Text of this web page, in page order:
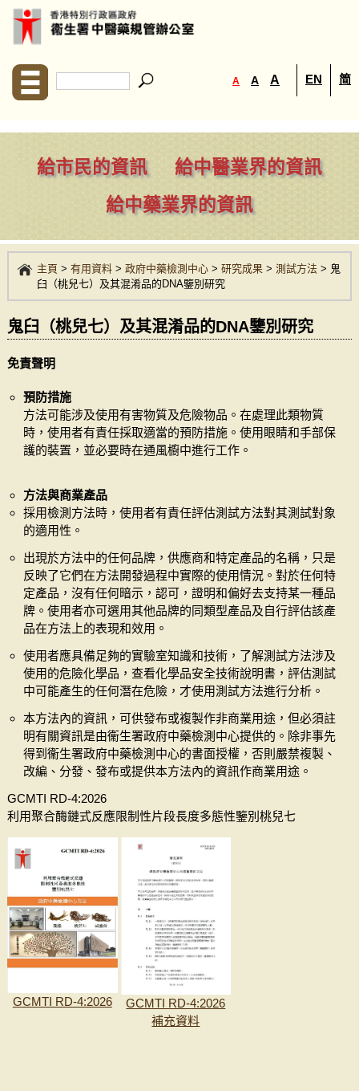
A A A EN 简
給市民的資訊
給中醫業界的資訊
給中藥業界的資訊
主頁 > 有用資料> 政府中藥檢測中心> 研究成果> 測試方法> 鬼
臼（桃兒七）及其混淆品的DNA鑒別研究
鬼臼（桃兒七）及其混淆品的DNA鑒別研究
免責聲明
預防措施
方法可能涉及使用有害物質及危險物品。在處理此類物質
時，使用者有責任採取適當的預防措施。使用眼睛和手部保
護的裝置，並必要時在通風櫥中進行工作。
方法與商業產品
採用檢測方法時，使用者有責任評估測試方法對其測試對象
的適用性。
出現於方法中的任何品牌，供應商和特定產品的名稱，只是
反映了它們在方法開發過程中實際的使用情況。對於任何特
定產品，沒有任何暗示，認可，證明和偏好去支持某一種品
牌。使用者亦可選用其他品牌的同類型產品及自行評估該產
品在方法上的表現和效用。
使用者應具備足夠的實驗室知識和技術，了解測試方法涉及
使用的危險化學品，查看化學品安全技術說明書，評估測試
中可能產生的任何潛在危險，才使用測試方法進行分析。
本方法內的資訊，可供發布或複製作非商業用途，但必須註
明有關資訊是由衞生署政府中藥檢測中心提供的。除非事先
得到衞生署政府中藥檢測中心的書面授權，否則嚴禁複製、
改編、分發、發布或提供本方法內的資訊作商業用途。
GCMTI RD-4:2026
利用聚合酶鏈式反應限制性片段長度多態性鑒別桃兒七
GCMTI RD-4:2026
GCMTI RD-4:2026
補充資料